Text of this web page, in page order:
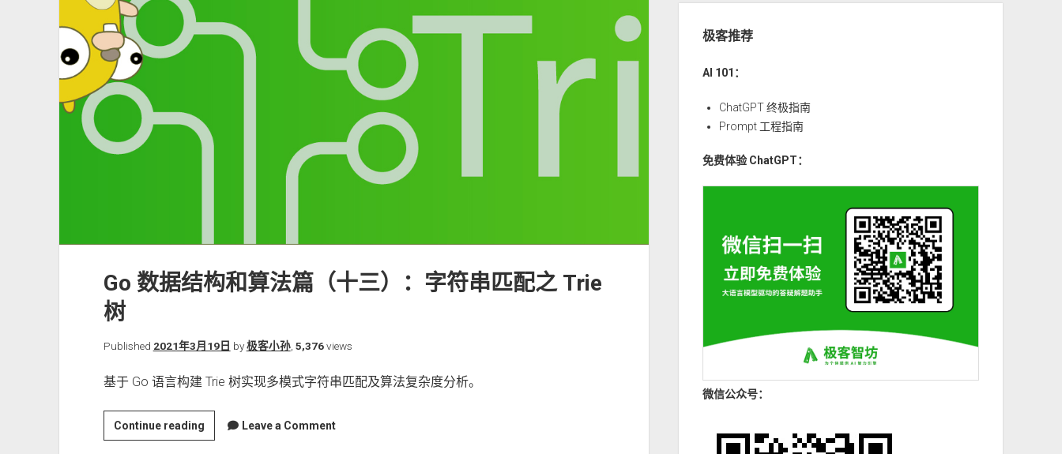
Go 数据结构和算法篇（十三）：字符串匹配之 Trie
树
Published 2021年3月19日 by极客小孙, 5,376views
基于 Go 语言构建 Trie 树实现多模式字符串匹配及算法复杂度分析。
Continue readingGo
数
Leave a Comment
极客推荐
AI 101：
ChatGPT 终极指南
Prompt 工程指南
免费体验 ChatGPT：
微信公众号：